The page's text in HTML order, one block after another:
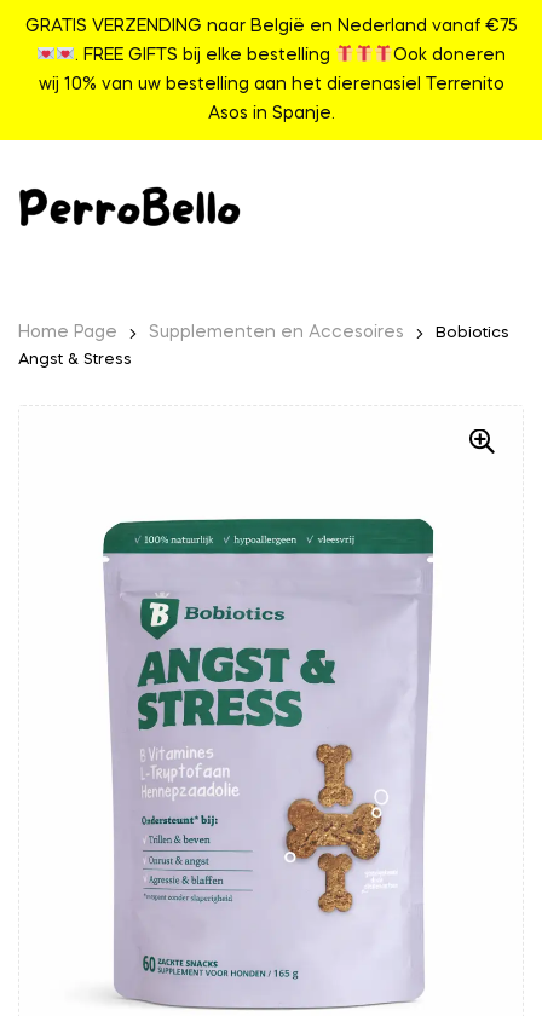
GRATIS VERZENDING naar België en Nederland vanaf €75
. FREE GIFTS bij elke bestelling
Ook doneren
wij 10% van uw bestelling aan het dierenasiel Terrenito
Asos in Spanje.
Home Page Supplementen en Accesoires
Bobiotics
Angst & Stress